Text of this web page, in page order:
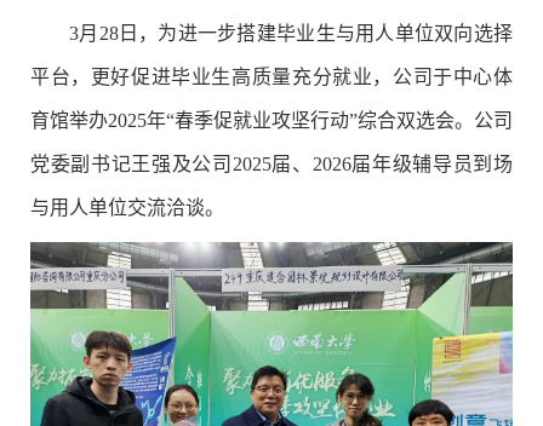
3月28日，为进一步搭建毕业生与用人单位双向选择
平台，更好促进毕业生高质量充分就业，公司于中心体
育馆举办2025年“春季促就业攻坚行动”综合双选会。公司
党委副书记王强及公司2025届、2026届年级辅导员到场
与用人单位交流洽谈。